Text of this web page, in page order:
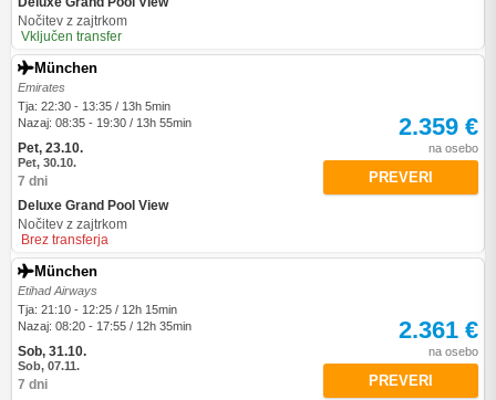
Nočitev z zajtrkom
Vključen transfer
München
Emirates
Tja: 22:30 - 13:35 / 13h 5min
Nazaj: 08:35 - 19:30 / 13h 55min
Pet, 23.10.
Pet, 30.10.
7 dni
Deluxe Grand Pool View
Nočitev z zajtrkom
Brez transferja
2.359 €
na osebo
PREVERI
München
Etihad Airways
Tja: 21:10 - 12:25 / 12h 15min
Nazaj: 08:20 - 17:55 / 12h 35min
Sob, 31.10.
Sob, 07.11.
7 dni
2.361 €
na osebo
PREVERI